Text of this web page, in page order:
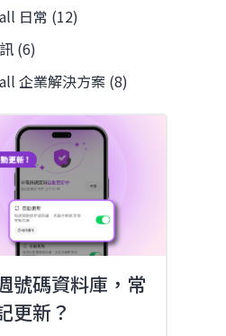
日常 (12)
(6)
企業解決方案 (8)
號碼資料庫，常
更新？